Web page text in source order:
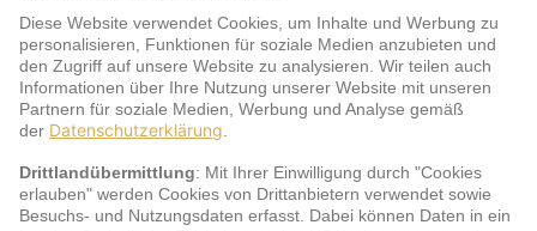
Service
jö Bonus Club Partner